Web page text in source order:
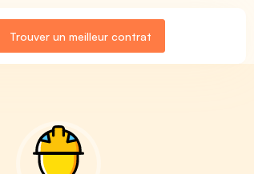
Trouver un meilleur contrat